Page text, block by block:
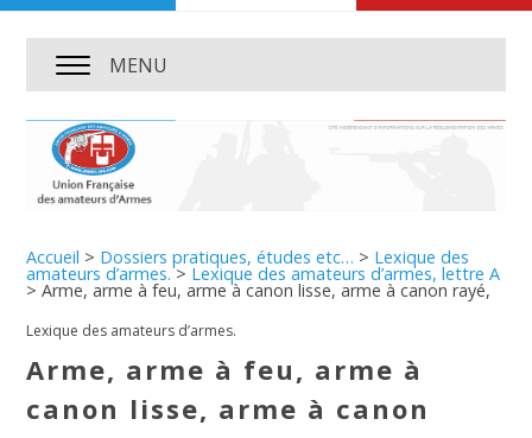
MENU
Accueil > Dossiers pratiques, études etc… > Lexique des
amateurs d’armes.> Lexique des amateurs d’armes, lettre A
>Arme, arme à feu, arme à canon lisse, arme à canon rayé,
Lexique des amateurs d’armes.
Arme, arme à feu, arme à
canon lisse, arme à canon